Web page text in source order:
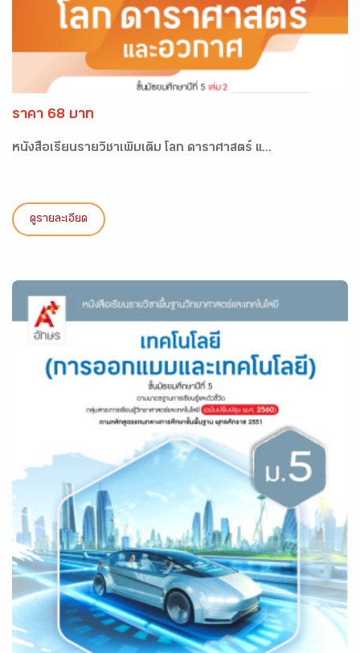
ราคา 68 บาท
หนังสือเรียนรายวิชาเพิ่มเติม โลก ดาราศาสตร์ แ...
ดูรายละเอียด